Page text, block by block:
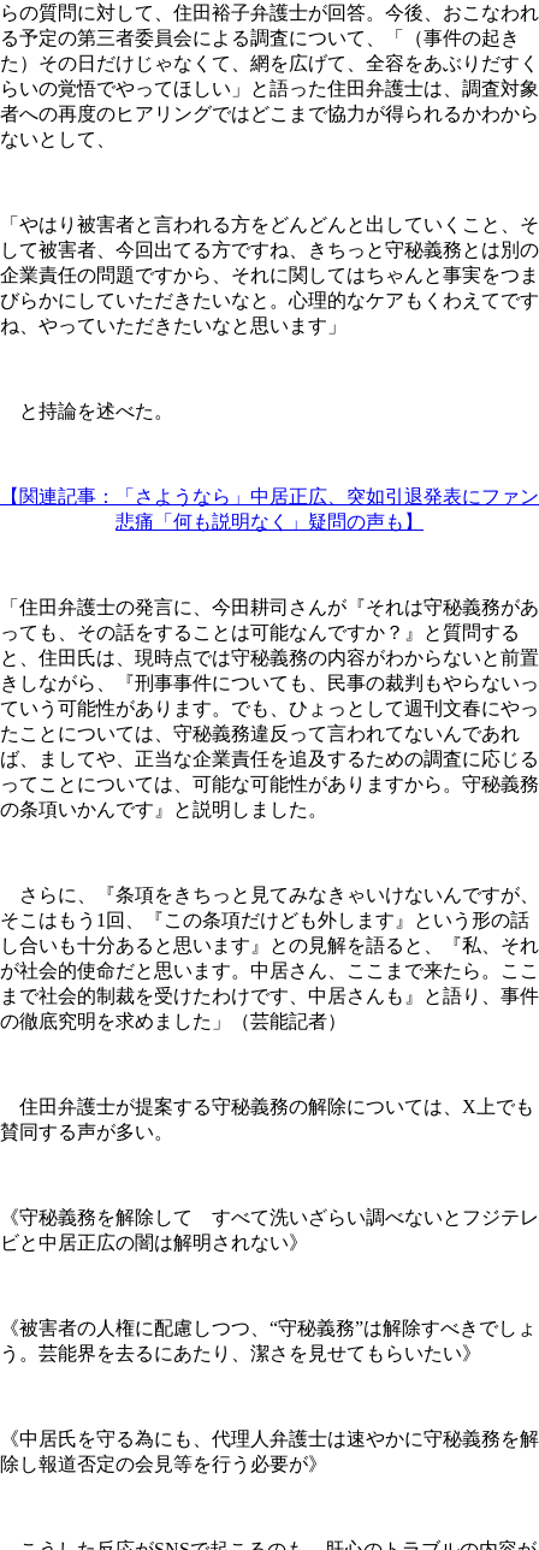
らの質問に対して、住田裕子弁護士が回答。今後、おこなわれ
る予定の第三者委員会による調査について、「（事件の起き
た）その日だけじゃなくて、網を広げて、全容をあぶりだすく
らいの覚悟でやってほしい」と語った住田弁護士は、調査対象
者への再度のヒアリングではどこまで協力が得られるかわから
ないとして、
「やはり被害者と言われる方をどんどんと出していくこと、そ
して被害者、今回出てる方ですね、きちっと守秘義務とは別の
企業責任の問題ですから、それに関してはちゃんと事実をつま
びらかにしていただきたいなと。心理的なケアもくわえてです
ね、やっていただきたいなと思います」
と持論を述べた。
【関連記事：「さようなら」中居正広、突如引退発表にファン
悲痛「何も説明なく」疑問の声も】
「住田弁護士の発言に、今田耕司さんが『それは守秘義務があ
っても、その話をすることは可能なんですか？』と質問する
と、住田氏は、現時点では守秘義務の内容がわからないと前置
きしながら、『刑事事件についても、民事の裁判もやらないっ
ていう可能性があります。でも、ひょっとして週刊文春にやっ
たことについては、守秘義務違反って言われてないんであれ
ば、ましてや、正当な企業責任を追及するための調査に応じる
ってことについては、可能な可能性がありますから。守秘義務
の条項いかんです』と説明しました。
さらに、『条項をきちっと見てみなきゃいけないんですが、
そこはもう1回、『この条項だけども外します』という形の話
し合いも十分あると思います』との見解を語ると、『私、それ
が社会的使命だと思います。中居さん、ここまで来たら。ここ
まで社会的制裁を受けたわけです、中居さんも』と語り、事件
の徹底究明を求めました」（芸能記者）
住田弁護士が提案する守秘義務の解除については、X上でも
賛同する声が多い。
《守秘義務を解除して すべて洗いざらい調べないとフジテレ
ビと中居正広の闇は解明されない》
《被害者の人権に配慮しつつ、“守秘義務”は解除すべきでしょ
う。芸能界を去るにあたり、潔さを見せてもらいたい》
《中居氏を守る為にも、代理人弁護士は速やかに守秘義務を解
除し報道否定の会見等を行う必要が》